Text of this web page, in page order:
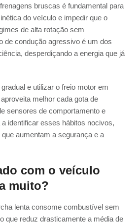
bruscas é fundamental para
do veículo e impedir que o
de alta rotação sem
de condução agressivo é um dos
desperdiçando a energia que já
e utilizar o freio motor em
melhor cada gota de
sensores de comportamento e
identificar esses hábitos nocivos,
aumentam a segurança e a
com o veículo
muito?
lenta consome combustível sem
que reduz drasticamente a média de